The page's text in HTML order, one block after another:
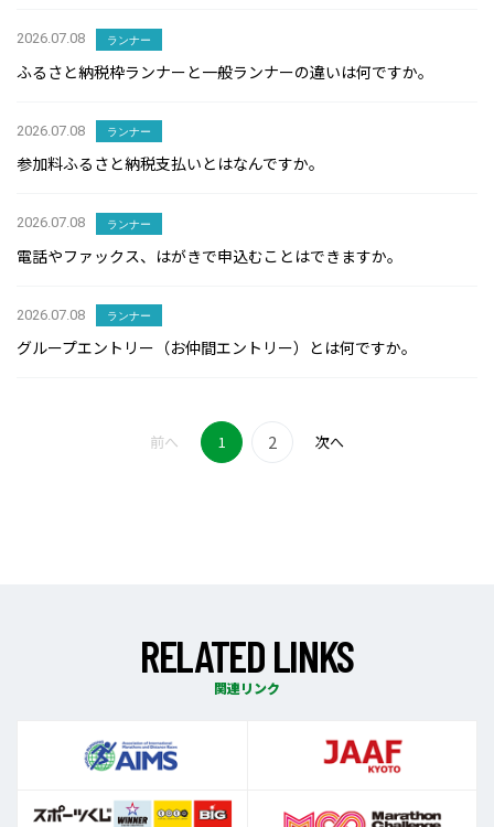
2026.07.08 ランナー
ふるさと納税枠ランナーと一般ランナーの違いは何ですか。
2026.07.08 ランナー
参加料ふるさと納税支払いとはなんですか。
2026.07.08 ランナー
電話やファックス、はがきで申込むことはできますか。
2026.07.08 ランナー
グループエントリー（お仲間エントリー）とは何ですか。
前へ 1 2 次へ
RELATEDLINKS
関連リンク